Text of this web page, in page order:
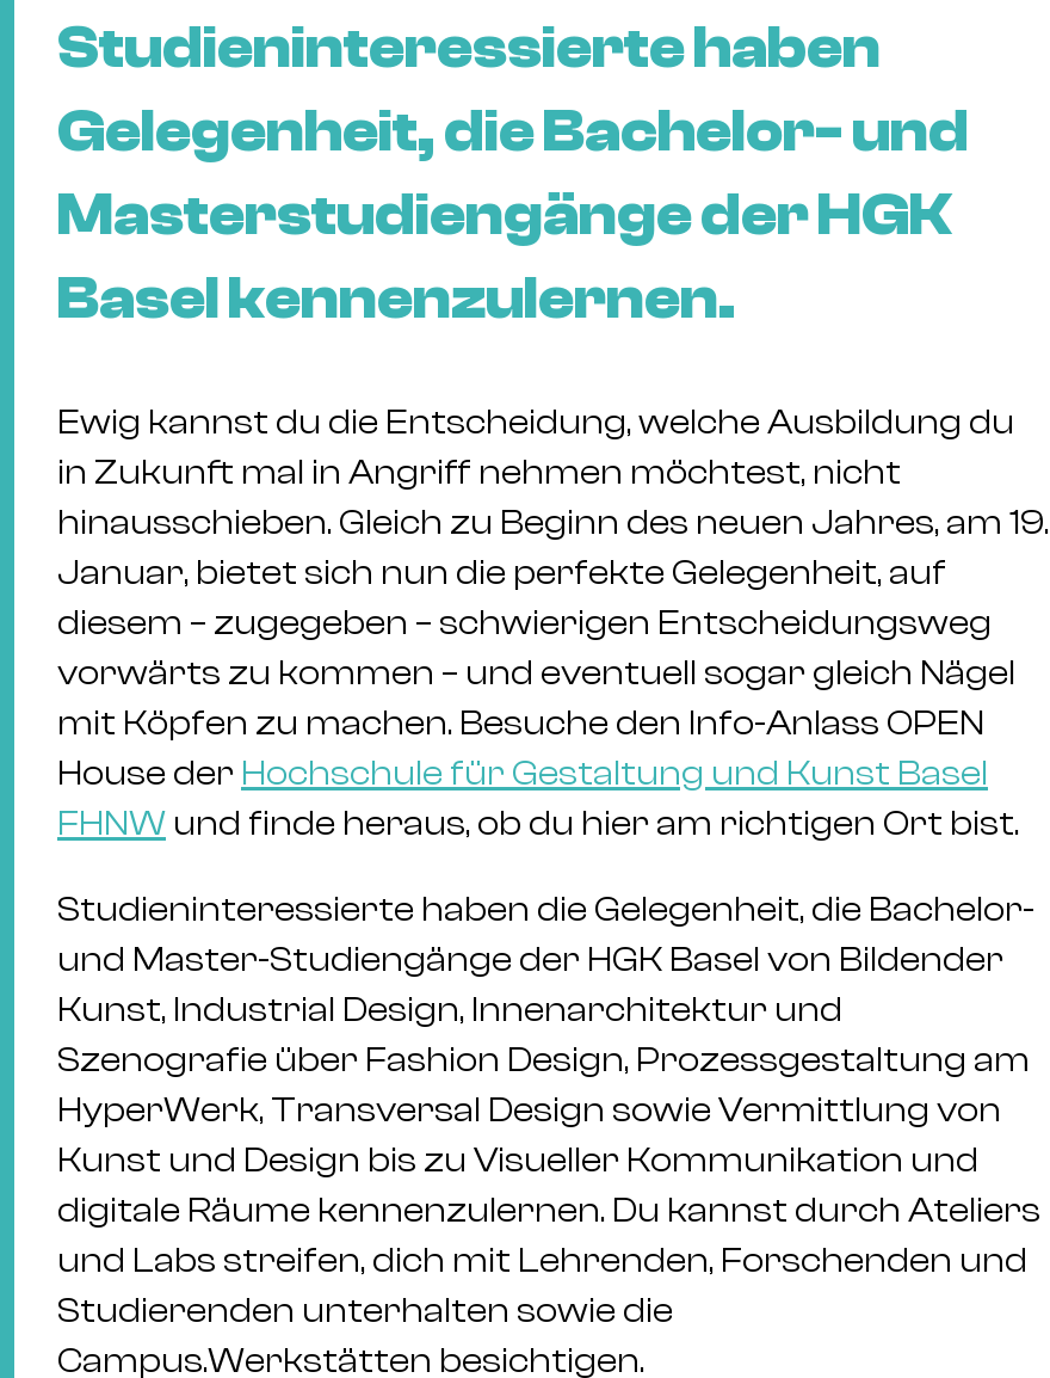
Studieninteressierte haben
Gelegenheit, die Bachelor- und
Masterstudiengänge der HGK
Basel kennenzulernen.
Ewig kannst du die Entscheidung, welche Ausbildung du
in Zukunft mal in Angriff nehmen möchtest, nicht
hinausschieben. Gleich zu Beginn des neuen Jahres, am 19.
Januar, bietet sich nun die perfekte Gelegenheit, auf
diesem – zugegeben – schwierigen Entscheidungsweg
vorwärts zu kommen – und eventuell sogar gleich Nägel
mit Köpfen zu machen. Besuche den Info-Anlass OPEN
House der Hochschule für Gestaltung und Kunst Basel
FHNW und finde heraus, ob du hier am richtigen Ort bist.
Studieninteressierte haben die Gelegenheit, die Bachelor-
und Master-Studiengänge der HGK Basel von Bildender
Kunst, Industrial Design, Innenarchitektur und
Szenografie über Fashion Design, Prozessgestaltung am
HyperWerk, Transversal Design sowie Vermittlung von
Kunst und Design bis zu Visueller Kommunikation und
digitale Räume kennenzulernen. Du kannst durch Ateliers
und Labs streifen, dich mit Lehrenden, Forschenden und
Studierenden unterhalten sowie die
Campus.Werkstätten besichtigen.